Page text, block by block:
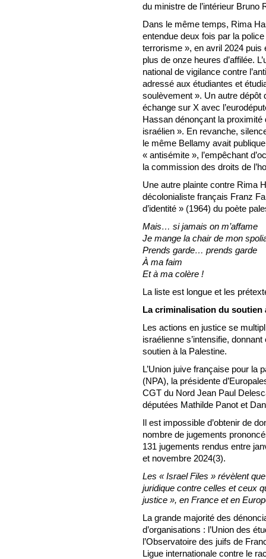
du ministre de l’intérieur Bruno
Dans le même temps, Rima
entendue deux fois par la
terrorisme », en avril 2024 puis
plus de onze heures d’affilée.
national de vigilance contre
adressé aux étudiantes et
soulèvement ». Un autre dépôt
échange sur X avec
Hassan dénonçant la
israélien ». En revanche,
le même Bellamy avait
« antisémite », l’empêchant
la commission des droits de
Une autre plainte contre Rima
décolonialiste français Franz
d’identité » (1964) du poète
Mais… si jamais on m’affame
Je mange la chair de mon
Prends garde… prends garde
À ma faim
Et à ma colère !
La liste est longue et les
La criminalisation du soutien
Les actions en justice se
israélienne s’intensifie,
soutien à la Palestine.
L’Union juive française pour la
(NPA), la présidente
CGT du Nord Jean Paul
députées Mathilde Panot et
Il est impossible d’obtenir de
nombre de jugements
131 jugements rendus entre
et novembre 2024(3).
Les « Israel Files » révèlent
juridique contre celles et ceux
justice », en France et en
La grande majorité des
d’organisations : l’Union des
l’Observatoire des juifs de
Ligue internationale contre le